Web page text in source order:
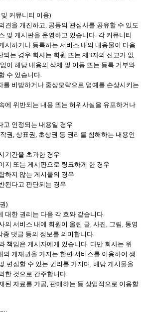
커뮤니티 이용)
견을 개진하고, 공동의 관심사를 공유할 수 있도
및 게시판을 운영하고 있습니다. 각 커뮤니티
시하거나 등록하는 서비스 내의 내용물이 다음
되는 경우 회사는 회원 또는 제3자의 신고가 없
이 해당 내용의 삭제 및 이동 또는 등록 거부와
수 있습니다.
비방하거나 중상모략으로 명예를 손상시키는
에 위반되는 내용 또는 허위사실을 유포하거나
인정되는 내용일 경우
권, 상표권, 초상권 등 권리를 침해하는 내용인
기간을 초과한 경우
지 또는 게시판으로 링크하게 한 경우
하지 않는 게시물의 경우
된다고 판단되는 경우
)
대한 권리는 다음 각 호와 같습니다.
서비스 내에 회원이 올린 글, 사진, 그림, 동영
종 댓글 등의 정보를 의미합니다.
책임은 게시자에게 있습니다. 다만 회사는 위
의 게재권을 가지는 한편 서비스를 이용하여 생
편집할 수 있는 권리를 가지며, 해당 게시물을
한 것으로 간주합니다.
자료를 가공, 판매하는 등 상업적으로 이용할